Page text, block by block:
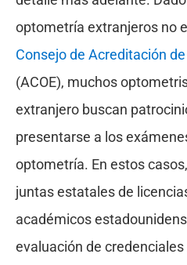
optometría extranjeros no
Consejo de Acreditación
(ACOE), muchos
extranjero buscan
presentarse a los
optometría. En estos
juntas estatales de
académicos
evaluación de